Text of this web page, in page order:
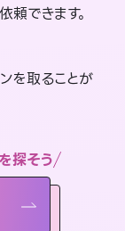
頼できます。
を取ることが
探そう